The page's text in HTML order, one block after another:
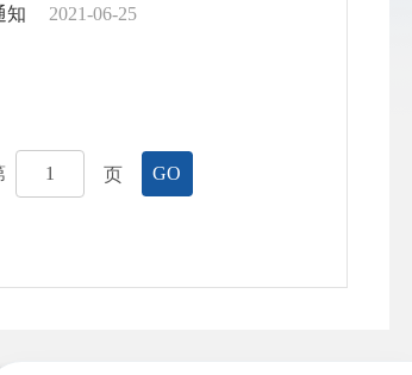
知 2021-06-25
页 GO